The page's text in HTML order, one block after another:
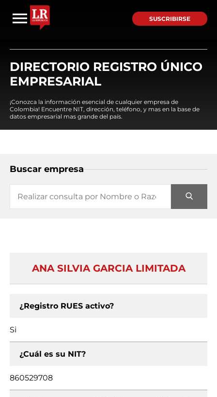
SUSCRIBIRSE
DIRECTORIO REGISTRO ÚNICO
EMPRESARIAL
¡Conozca la información esencial de cualquier empresa de
Colombia! Encuentre NIT, dirección, teléfono, y mas en la base de
datos empresarial mas grande del país.
Buscar empresa
ANA SILVIA GARCIA LIMITADA
¿Registro RUES activo?
Si
¿Cuál es su NIT?
860529708